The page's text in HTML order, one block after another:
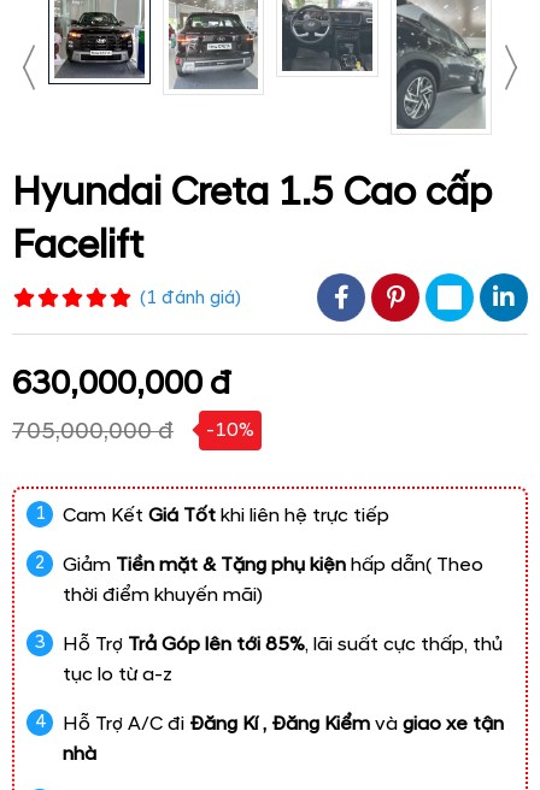
Hyundai Creta 1.5 Cao cấp
Facelift
(1 đánh giá)
630,000,000 đ
705,000,000 đ -10%
Cam Kết Giá Tốt khi liên hệ trực tiếp
Giảm Tiền mặt & Tặng phụ kiện hấp dẫn( Theo
thời điểm khuyến mãi)
Hỗ Trợ Trả Góp lên tới 85%, lãi suất cực thấp, thủ
tục lo từ a-z
Hỗ Trợ A/C đi Đăng Kí , Đăng Kiểm và giao xe tận
nhà